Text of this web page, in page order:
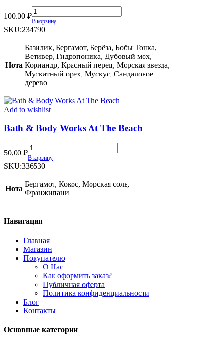
100,00 ₽
Calvin
Klein
Crave
В корзину
SKU:234790
Нота
Базилик, Бергамот, Берёза, Бобы Тонка,
Ветивер, Гидропоника, Дубовый мох,
Кориандр, Красный перец, Морская звезда,
Мускатный орех, Мускус, Сандаловое
дерево
Add to wishlist
Bath & Body Works At The Beach
50,00 ₽
Bath
&
Body
At
The
Beach
В корзину
SKU:336530
Нота
Бергамот, Кокос, Морская соль,
Франжипани
Навигация
Главная
Магазин
Покупателю
О Нас
Как оформить заказ?
Публичная оферта
Политика конфиденциальности
Блог
Контакты
Основные категории